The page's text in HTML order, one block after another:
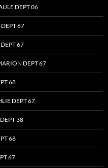
DEPT 06
67
67
DEPT 67
68
DEPT 67
38
68
67